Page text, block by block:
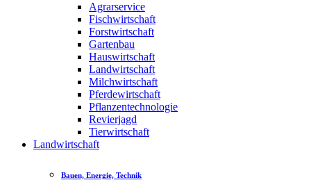
Agrarservice
Fischwirtschaft
Forstwirtschaft
Gartenbau
Hauswirtschaft
Landwirtschaft
Milchwirtschaft
Pferdewirtschaft
Pflanzentechnologie
Revierjagd
Tierwirtschaft
Landwirtschaft
Bauen, Energie, Technik